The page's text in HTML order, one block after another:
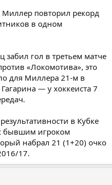
Миллер повторил рекорд
в одном
забил гол в третьем матче
«Локомотива», это
для Миллера 21-м в
— у хоккеиста 7
в Кубке
бывшим игроком
набрал 21 (1+20) очко
17.